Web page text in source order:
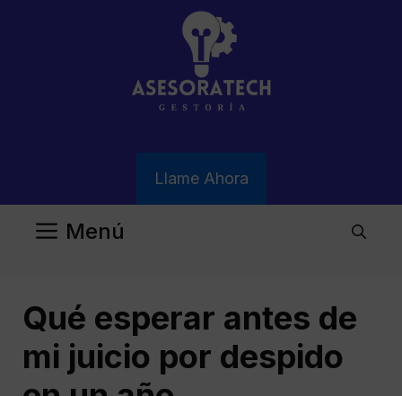
Llame Ahora
Menú
Qué esperar antes de
mi juicio por despido